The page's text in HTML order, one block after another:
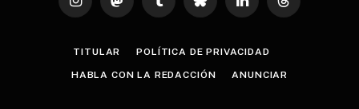
InstagramMastodonTumblr Bluesky LinkedInThreads
TITULAR POLÍTICA DE PRIVACIDAD
HABLA CON LA REDACCIÓN ANUNCIAR